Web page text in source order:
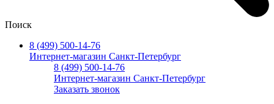
Поиск
8 (499) 500-14-76
Интернет-магазин Санкт-Петербург
8 (499) 500-14-76
Интернет-магазин Санкт-Петербург
Заказать звонок